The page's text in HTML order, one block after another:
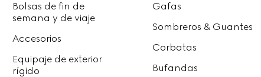
Bolsas de fin de
semana y de viaje
Accesorios
Equipaje de exterior
rígido
Gafas
Sombreros & Guantes
Corbatas
Bufandas